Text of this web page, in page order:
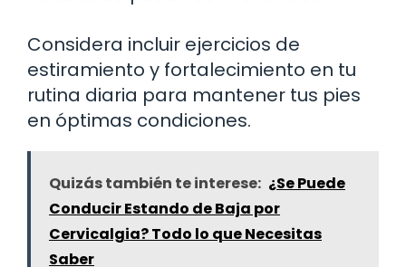
Considera incluir ejercicios de
estiramiento y fortalecimiento en tu
rutina diaria para mantener tus pies
en óptimas condiciones.
Quizás también te interese: ¿Se Puede
Conducir Estando de Baja por
Cervicalgia? Todo lo que Necesitas
Saber